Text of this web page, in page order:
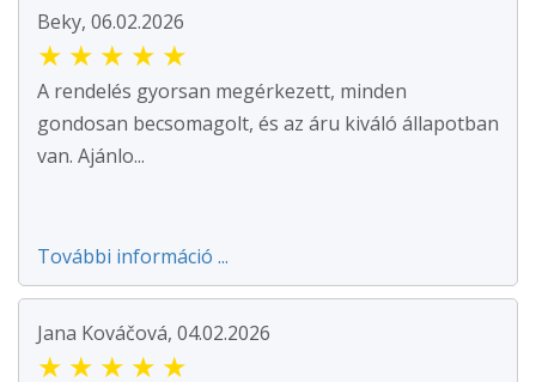
Beky, 06.02.2026
★ ★ ★ ★ ★
A rendelés gyorsan megérkezett, minden
gondosan becsomagolt, és az áru kiváló állapotban
van. Ajánlo...
További információ ...
Jana Kováčová, 04.02.2026
★ ★ ★ ★ ★